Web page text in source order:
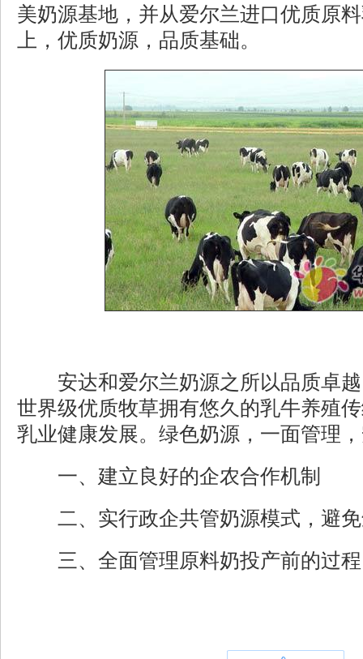
美奶源基地，并从爱尔兰进口优质原
上，优质奶源，品质基础。
安达和爱尔兰奶源之所以品质卓越
世界级优质牧草拥有悠久的乳牛养殖
乳业健康发展。绿色奶源，一面管理
一、建立良好的企农合作机制
二、实行政企共管奶源模式，避免
三、全面管理原料奶投产前的过程